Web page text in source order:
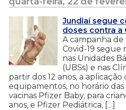
Jundiaí segue
doses contra a
A campanha
Covid-19 segue
nas Unidades
(UBSs) e nas
partir dos 12 anos, a
equipamentos, no horário das
vacinas Pfizer Baby, para
anos, e Pfizer Pediátrica, […]